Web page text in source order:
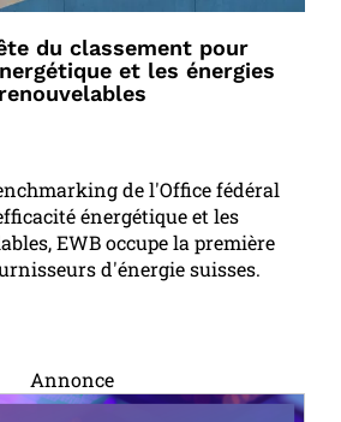
du classement pour
et les énergies
renouvelables
de l'Office fédéral
énergétique et les
EWB occupe la première
d'énergie suisses.
Annonce